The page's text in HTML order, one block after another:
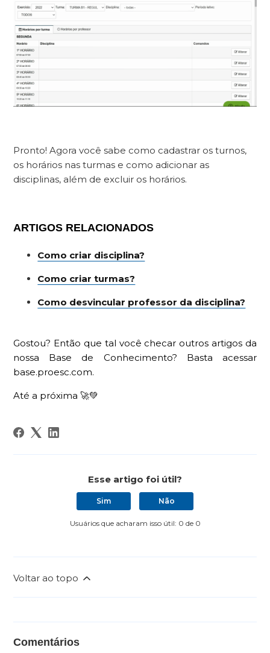
Pronto! Agora você sabe como cadastrar os turnos,
os horários nas turmas e como adicionar as
disciplinas, além de excluir os horários.
ARTIGOS RELACIONADOS
Como criar disciplina?
Como criar turmas?
Como desvincular professor da disciplina?
Gostou? Então que tal você checar outros artigos da
nossa Base de Conhecimento? Basta acessar
base.proesc.com.
Até a próxima 🚀💚
Esse artigo foi útil?
Sim Não
Usuários que acharam isso útil: 0 de 0
Voltar ao topo
Comentários